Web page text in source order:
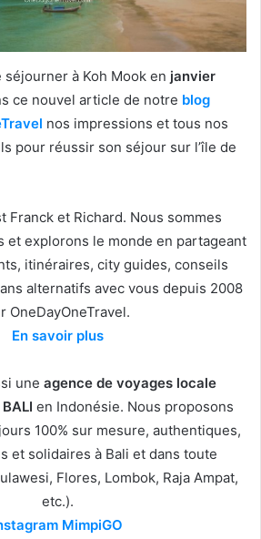
séjourner à Koh Mook en janvier
ce nouvel article de notre blog
nos impressions et tous nos
pour réussir son séjour sur l’île de
Franck et Richard. Nous sommes
et explorons le monde en partageant
itinéraires, city guides, conseils
alternatifs avec vous depuis 2008
OneDayOneTravel.
En savoir plus
une agence de voyages locale
BALI en Indonésie. Nous proposons
100% sur mesure, authentiques,
et solidaires à Bali et dans toute
Flores, Lombok, Raja Ampat,
etc.).
MimpiGO